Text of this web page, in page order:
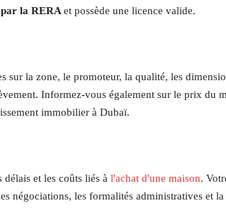
la RERAet possède une licence valide.
sur la zone, le promoteur, la qualité, les
Informez-vous également sur le prix du
immobilier à Dubaï.
et les coûts liés à l'achat d'une maison.
négociations, les formalités administratives et la